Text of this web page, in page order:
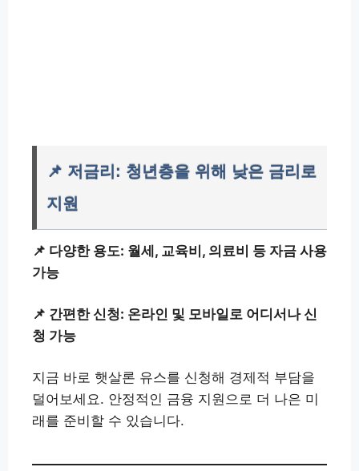
📌 저금리: 청년층을 위해 낮은 금리로
지원
📌 다양한 용도: 월세, 교육비, 의료비 등 자금 사용
가능
📌 간편한 신청: 온라인 및 모바일로 어디서나 신
청 가능
지금 바로 햇살론 유스를 신청해 경제적 부담을
덜어보세요. 안정적인 금융 지원으로 더 나은 미
래를 준비할 수 있습니다.